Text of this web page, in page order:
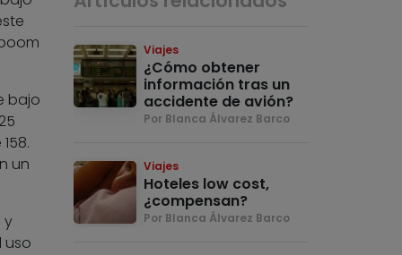
bajo
un
y
uso
Viajes
¿Cómo obtener
información tras un
accidente de avión?
Por Blanca Álvarez Barco
Viajes
Hoteles low cost,
¿compensan?
Por Blanca Álvarez Barco